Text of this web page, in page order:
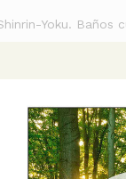
Yoku. Baños